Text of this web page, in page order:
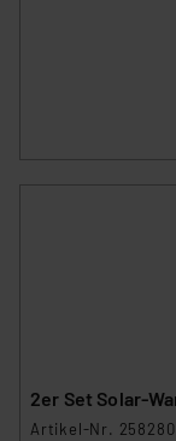
Artikel-Nr. 258280